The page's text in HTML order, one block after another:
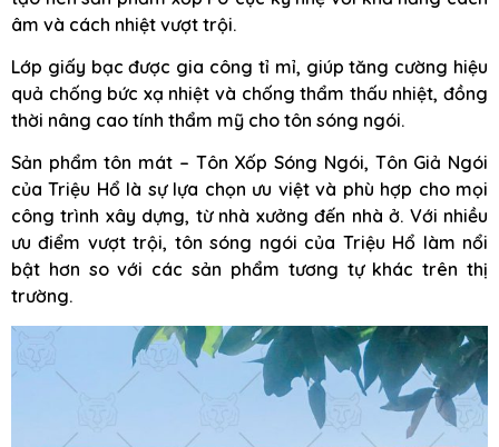
âm và cách nhiệt vượt trội.
Lớp giấy bạc được gia công tỉ mỉ, giúp tăng cường hiệu
quả chống bức xạ nhiệt và chống thẩm thấu nhiệt, đồng
thời nâng cao tính thẩm mỹ cho tôn sóng ngói.
Sản phẩm tôn mát – Tôn Xốp Sóng Ngói, Tôn Giả Ngói
của Triệu Hổ là sự lựa chọn ưu việt và phù hợp cho mọi
công trình xây dựng, từ nhà xưởng đến nhà ở. Với nhiều
ưu điểm vượt trội, tôn sóng ngói của Triệu Hổ làm nổi
bật hơn so với các sản phẩm tương tự khác trên thị
trường.